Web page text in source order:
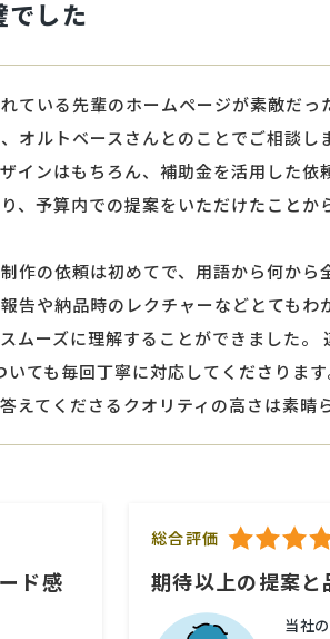
でした
ている先輩のホームページが素敵だ
オルトベースさんとのことでご相談し
インはもちろん、補助金を活用した依
、予算内での提案をいただけたことか
作の依頼は初めてで、用語から何から
告や納品時のレクチャーなどとてもわ
ムーズに理解することができました。
いても毎回丁寧に対応してくださりま
えてくださるクオリティの高さは素晴
ド感
総合評価
期待以上の提案
当社